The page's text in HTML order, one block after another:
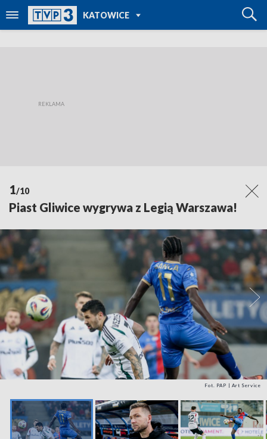
KATOWICE
TVP REGIONY
1/10
Piast Gliwice wygrywa z Legią Warszawa!
Fot. PAP | Art Service